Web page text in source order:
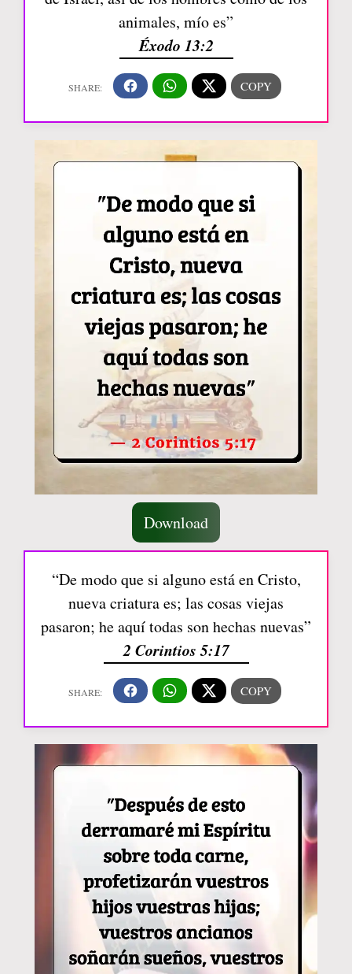
animales, mío es”
Éxodo 13:2
Download
“De modo que si alguno está en Cristo,
nueva criatura es; las cosas viejas
pasaron; he aquí todas son hechas nuevas”
2 Corintios 5:17